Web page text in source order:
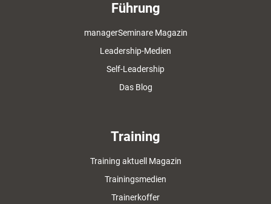
Führung
managerSeminare Magazin
Leadership-Medien
Self-Leadership
Das Blog
Training
Training aktuell Magazin
Trainingsmedien
Trainerkoffer